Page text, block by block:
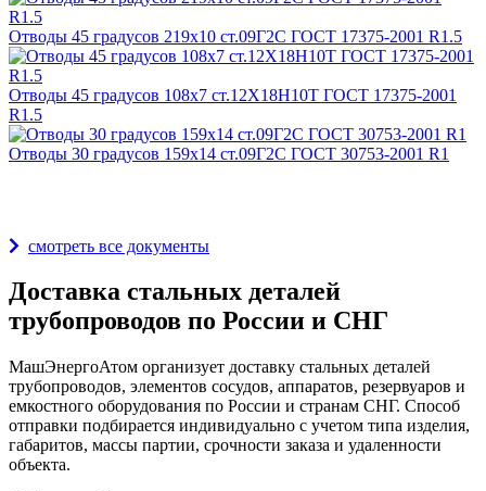
Отводы 45 градусов 219х10 ст.09Г2С ГОСТ 17375-2001 R1.5
Отводы 45 градусов 108х7 ст.12Х18Н10Т ГОСТ 17375-2001
R1.5
Отводы 30 градусов 159х14 ст.09Г2С ГОСТ 30753-2001 R1
смотреть все документы
Доставка стальных деталей
трубопроводов по России и СНГ
МашЭнергоАтом организует доставку стальных деталей
трубопроводов, элементов сосудов, аппаратов, резервуаров и
емкостного оборудования по России и странам СНГ. Способ
отправки подбирается индивидуально с учетом типа изделия,
габаритов, массы партии, срочности заказа и удаленности
объекта.